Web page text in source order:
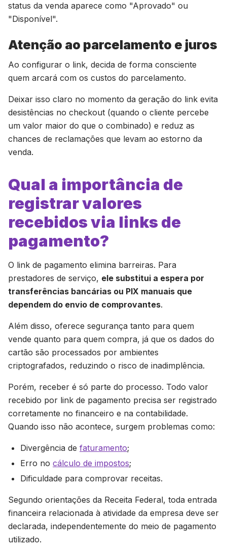
status da venda aparece como "Aprovado" ou
"Disponível".
Atenção ao parcelamento e juros
Ao configurar o link, decida de forma consciente
quem arcará com os custos do parcelamento.
Deixar isso claro no momento da geração do link evita
desistências no checkout (quando o cliente percebe
um valor maior do que o combinado) e reduz as
chances de reclamações que levam ao estorno da
venda.
Qual a importância de
registrar valores
recebidos via links de
pagamento?
O link de pagamento elimina barreiras. Para
prestadores de serviço, ele substitui a espera por
transferências bancárias ou PIX manuais que
dependem do envio de comprovantes.
Além disso, oferece segurança tanto para quem
vende quanto para quem compra, já que os dados do
cartão são processados por ambientes
criptografados, reduzindo o risco de inadimplência.
Porém, receber é só parte do processo. Todo valor
recebido por link de pagamento precisa ser registrado
corretamente no financeiro e na contabilidade.
Quando isso não acontece, surgem problemas como:
Divergência de faturamento;
Erro no cálculo de impostos;
Dificuldade para comprovar receitas.
Segundo orientações da Receita Federal, toda entrada
financeira relacionada à atividade da empresa deve ser
declarada, independentemente do meio de pagamento
utilizado.